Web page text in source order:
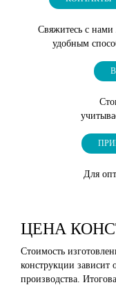
Свяжитесь с
удобным
Для
ЦЕНА
Стоимость
конструкции зависит
производства.